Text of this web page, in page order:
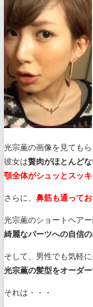
光宗薫の画像を見てもら
彼女は贅肉がほとんどな
顎全体がシュッとスッキ
さらに、 鼻筋も通って
光宗薫のショートヘアー
綺麗なパーツへの自信
そして、男性でも気軽に
光宗薫の髪型をオーダ
それは・・・